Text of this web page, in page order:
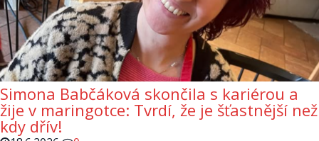
Simona Babčáková skončila s kariérou a
žije v maringotce: Tvrdí, že je šťastnější než
kdy dřív!